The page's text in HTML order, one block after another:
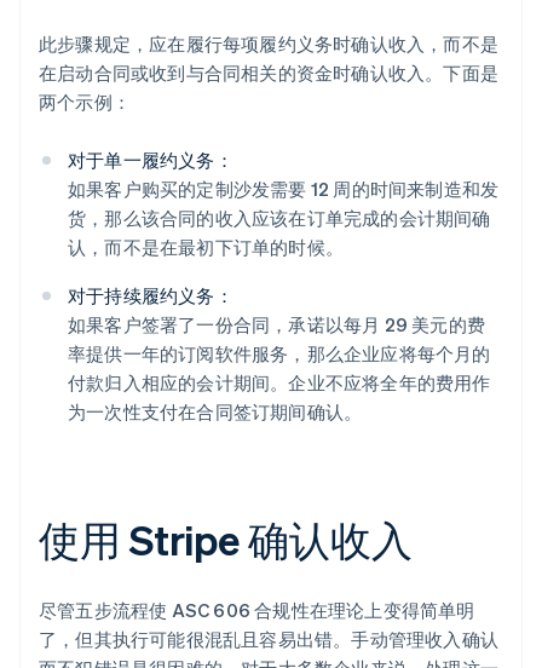
此步骤规定，应在履行每项履约义务时确认收入，而不是
在启动合同或收到与合同相关的资金时确认收入。下面是
两个示例：
对于单一履约义务：
如果客户购买的定制沙发需要 12 周的时间来制造和发
货，那么该合同的收入应该在订单完成的会计期间确
认，而不是在最初下订单的时候。
对于持续履约义务：
如果客户签署了一份合同，承诺以每月 29 美元的费
率提供一年的订阅软件服务，那么企业应将每个月的
付款归入相应的会计期间。企业不应将全年的费用作
为一次性支付在合同签订期间确认。
使用 Stripe 确认收入
尽管五步流程使 ASC 606 合规性在理论上变得简单明
了，但其执行可能很混乱且容易出错。手动管理收入确认